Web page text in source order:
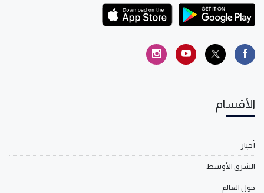
الأقسام
أخبار
الشرق الأوسط
حول العالم